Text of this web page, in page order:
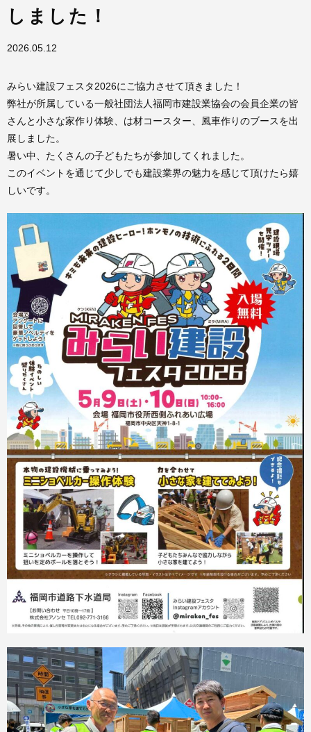
しました！
2026.05.12
みらい建設フェスタ2026にご協力させて頂きました！
弊社が所属している一般社団法人福岡市建設業協会の会員企業の皆
さんと小さな家作り体験、は材コースター、風車作りのブースを出
展しました。
暑い中、たくさんの子どもたちが参加してくれました。
このイベントを通じて少しでも建設業界の魅力を感じて頂けたら嬉
しいです。